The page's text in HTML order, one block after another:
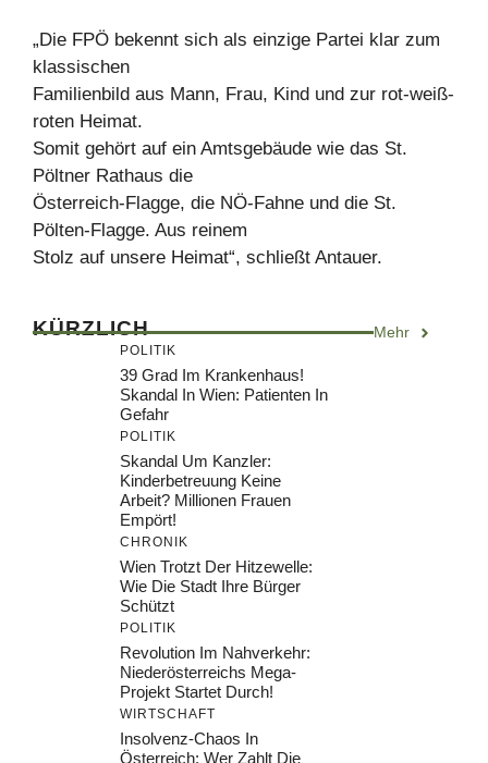
„Die FPÖ bekennt sich als einzige Partei klar zum
klassischen
Familienbild aus Mann, Frau, Kind und zur rot-weiß-
roten Heimat.
Somit gehört auf ein Amtsgebäude wie das St.
Pöltner Rathaus die
Österreich-Flagge, die NÖ-Fahne und die St.
Pölten-Flagge. Aus reinem
Stolz auf unsere Heimat“, schließt Antauer.
KÜRZLICH Mehr
POLITIK
39 Grad Im Krankenhaus!
Skandal In Wien: Patienten In
Gefahr
POLITIK
Skandal Um Kanzler:
Kinderbetreuung Keine
Arbeit? Millionen Frauen
Empört!
CHRONIK
Wien Trotzt Der Hitzewelle:
Wie Die Stadt Ihre Bürger
Schützt
POLITIK
Revolution Im Nahverkehr:
Niederösterreichs Mega-
Projekt Startet Durch!
WIRTSCHAFT
Insolvenz-Chaos In
Österreich: Wer Zahlt Die